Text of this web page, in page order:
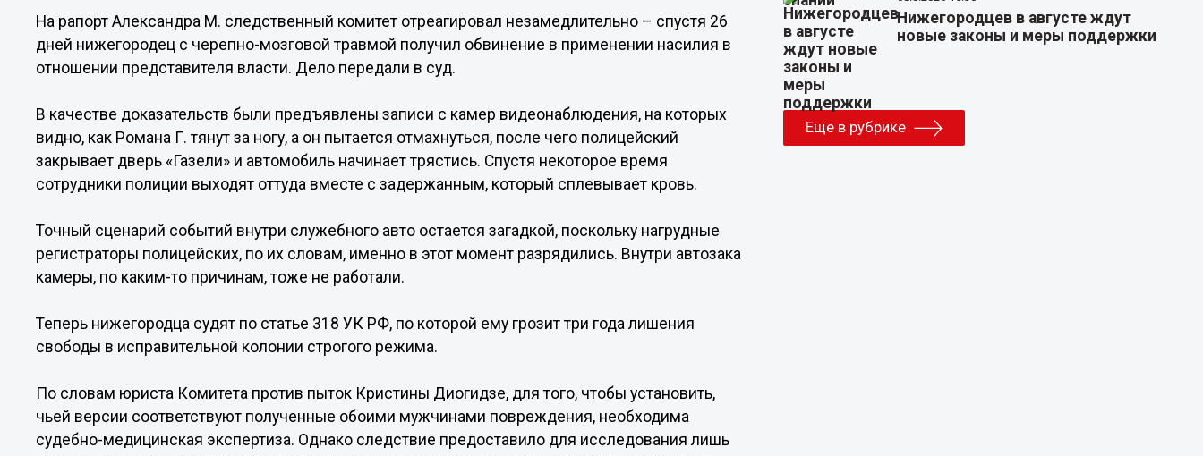
На рапорт Александра М. следственный комитет отреагировал незамедлительно – спустя 26
дней нижегородец с черепно-мозговой травмой получил обвинение в применении насилия в
отношении представителя власти. Дело передали в суд.
В качестве доказательств были предъявлены записи с камер видеонаблюдения, на которых
видно, как Романа Г. тянут за ногу, а он пытается отмахнуться, после чего полицейский
закрывает дверь «Газели» и автомобиль начинает трястись. Спустя некоторое время
сотрудники полиции выходят оттуда вместе с задержанным, который сплевывает кровь.
Точный сценарий событий внутри служебного авто остается загадкой, поскольку нагрудные
регистраторы полицейских, по их словам, именно в этот момент разрядились. Внутри автозака
камеры, по каким-то причинам, тоже не работали.
Теперь нижегородца судят по статье 318 УК РФ, по которой ему грозит три года лишения
свободы в исправительной колонии строгого режима.
По словам юриста Комитета против пыток Кристины Диогидзе, для того, чтобы установить,
чьей версии соответствуют полученные обоими мужчинами повреждения, необходима
судебно-медицинская экспертиза. Однако следствие предоставило для исследования лишь
Нижегородцев в августе ждут
новые законы и меры поддержки
Еще в рубрике